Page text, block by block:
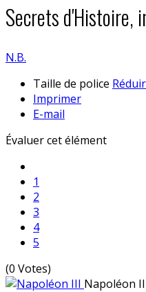
Secrets d'Histoire,
N.B.
Taille de police
Imprimer
E-mail
Évaluer cet élément
1
2
3
4
5
(0 Votes)
Napoléon